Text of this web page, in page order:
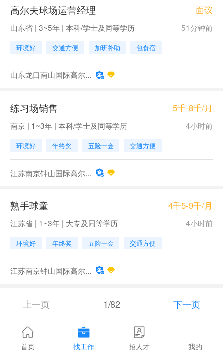
高尔夫球场运营经理 面议
山东省 | 3~5年 | 本科/学士及同等学历 51分钟前
环境好 交通方便 加班补助 包食宿
山东龙口南山国际高尔...
练习场销售 5千-8千/月
南京 | 1~3年 | 本科/学士及同等学历 4小时前
环境好 年终奖 五险一金 交通方便
江苏南京钟山国际高尔...
熟手球童 4千5-9千/月
江苏省 | 1~3年 | 大专及同等学历 4小时前
环境好 年终奖 五险一金 交通方便
江苏南京钟山国际高尔...
上一页 1/82 下一页
首页 找工作 招人才 我的